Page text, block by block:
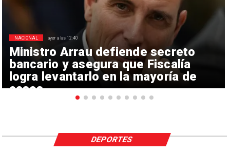
Ministro Arrau defiende secreto
bancario y asegura que Fiscalía
logra levantarlo en la mayoría de
casos
NACIONAL ayer a las 12:40
DEPORTES